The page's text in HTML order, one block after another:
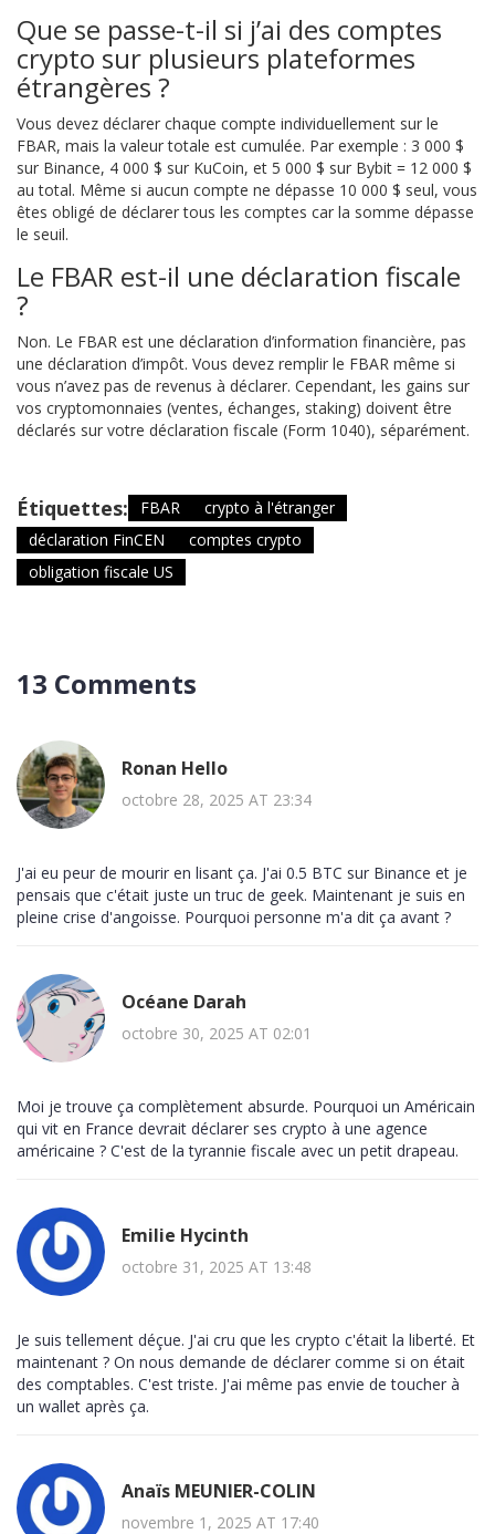
Que se passe-t-il si j’ai des comptes
crypto sur plusieurs plateformes
étrangères ?
Vous devez déclarer chaque compte individuellement sur le
FBAR, mais la valeur totale est cumulée. Par exemple : 3 000 $
sur Binance, 4 000 $ sur KuCoin, et 5 000 $ sur Bybit = 12 000 $
au total. Même si aucun compte ne dépasse 10 000 $ seul, vous
êtes obligé de déclarer tous les comptes car la somme dépasse
le seuil.
Le FBAR est-il une déclaration fiscale
?
Non. Le FBAR est une déclaration d’information financière, pas
une déclaration d’impôt. Vous devez remplir le FBAR même si
vous n’avez pas de revenus à déclarer. Cependant, les gains sur
vos cryptomonnaies (ventes, échanges, staking) doivent être
déclarés sur votre déclaration fiscale (Form 1040), séparément.
Étiquettes: FBAR
crypto à l'étranger
déclaration FinCEN
comptes crypto
obligation fiscale US
13 Comments
Ronan Hello
octobre 28, 2025 AT 23:34
J'ai eu peur de mourir en lisant ça. J'ai 0.5 BTC sur Binance et je
pensais que c'était juste un truc de geek. Maintenant je suis en
pleine crise d'angoisse. Pourquoi personne m'a dit ça avant ?
Océane Darah
octobre 30, 2025 AT 02:01
Moi je trouve ça complètement absurde. Pourquoi un Américain
qui vit en France devrait déclarer ses crypto à une agence
américaine ? C'est de la tyrannie fiscale avec un petit drapeau.
Emilie Hycinth
octobre 31, 2025 AT 13:48
Je suis tellement déçue. J'ai cru que les crypto c'était la liberté. Et
maintenant ? On nous demande de déclarer comme si on était
des comptables. C'est triste. J'ai même pas envie de toucher à
un wallet après ça.
Anaïs MEUNIER-COLIN
novembre 1, 2025 AT 17:40